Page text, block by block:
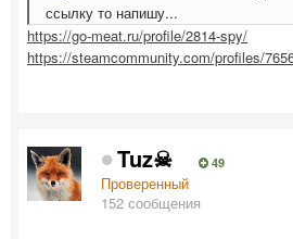
ссылку то напишу...
https://go-meat.ru/profile/2814-spy/
https://steamcommunity.com/profiles/
Tuz☠ 49
Проверенный
152 сообщения